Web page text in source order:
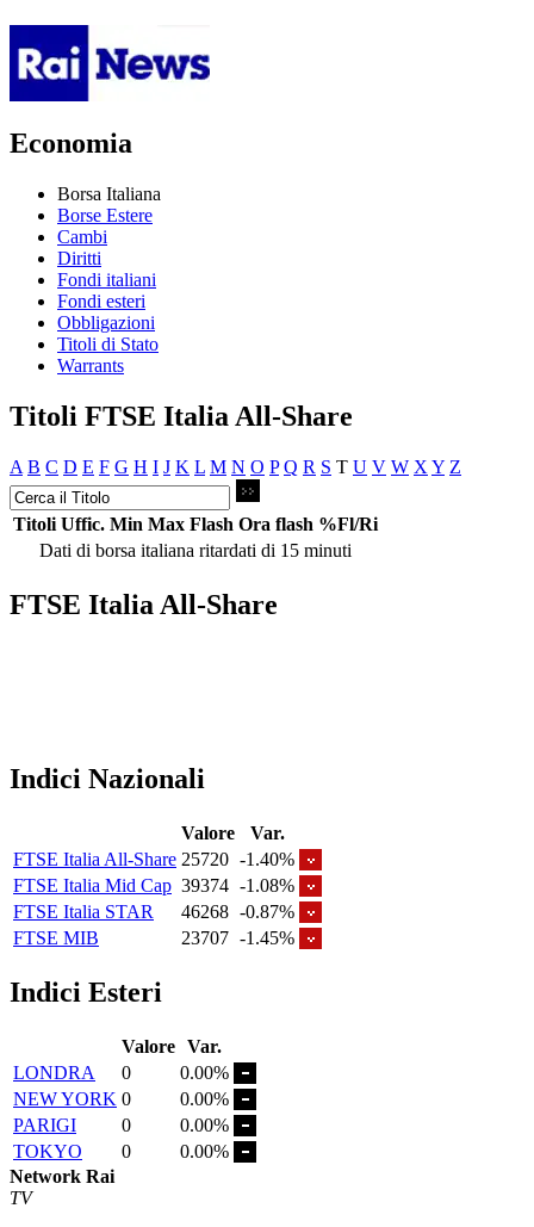
Economia
Borsa Italiana
Borse Estere
Cambi
Diritti
Fondi italiani
Fondi esteri
Obbligazioni
Titoli di Stato
Warrants
Titoli FTSE Italia All-Share
A B C D E F G H I J K L M N O P Q R S T U V W X Y Z
Titoli Uffic. Min Max Flash Ora flash %Fl/Ri
Dati di borsa italiana ritardati di 15 minuti
FTSE Italia All-Share
Indici Nazionali
Valore
Var.
FTSE Italia All-Share 25720 -1.40%
FTSE Italia Mid Cap 39374 -1.08%
FTSE Italia STAR
46268 -0.87%
FTSE MIB
23707 -1.45%
Indici Esteri
Valore Var.
LONDRA
0
0.00%
NEW YORK 0
0.00%
PARIGI
0
0.00%
TOKYO
0
0.00%
Network Rai
TV